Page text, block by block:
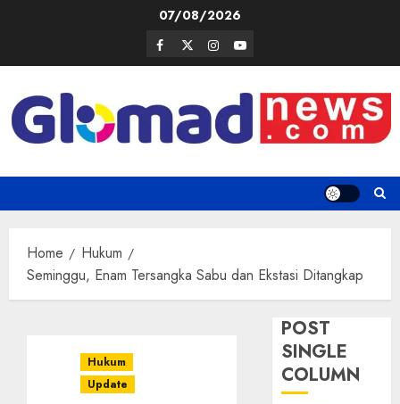
07/08/2026
Facebook
TwitterInstagram
Youtube
Home
Hukum
Seminggu, Enam Tersangka Sabu dan Ekstasi Ditangkap
Hukum
Update
POST
SINGLE
COLUMN